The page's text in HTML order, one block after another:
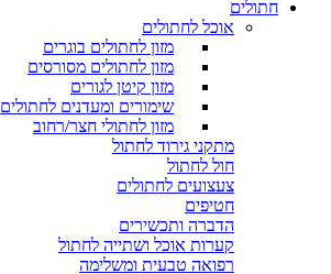
חתולים
אוכל לחתולים
מזון לחתולים בוגרים
מזון לחתולים מסורסים
מזון קיטן לגורים
שימורים ומעדנים לחתולים
מזון לחתולי חצר/רחוב
מתקני גירוד לחתול
חול לחתול
צעצועים לחתולים
חטיפים
הדברה ותכשירים
קערות אוכל ושתייה לחתול
רפואה טבעית ומשלימה